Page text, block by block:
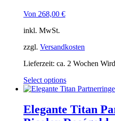
Von 268,00 €
inkl. MwSt.
zzgl. Versandkosten
Lieferzeit: ca. 2 Wochen
Select options
Elegante Titan